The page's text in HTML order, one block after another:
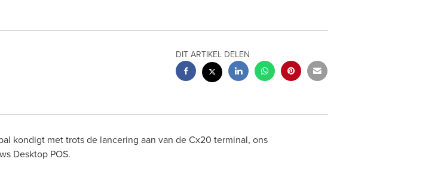
DIT ARTIKEL DELEN
kondigt met trots de lancering aan van de Cx20 terminal, ons
Desktop POS.